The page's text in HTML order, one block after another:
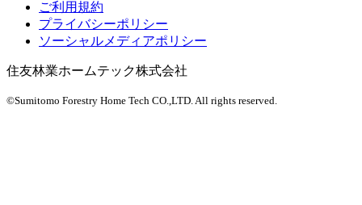
ご利用規約
プライバシーポリシー
ソーシャルメディアポリシー
住友林業ホームテック株式会社
©Sumitomo Forestry Home Tech CO.,LTD. All rights reserved.